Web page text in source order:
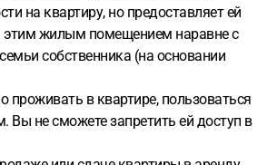
на квартиру, но предоставляет ей
этим жилым помещением наравне с
собственника (на основании
проживать в квартире, пользоваться
не сможете запретить ей доступ в